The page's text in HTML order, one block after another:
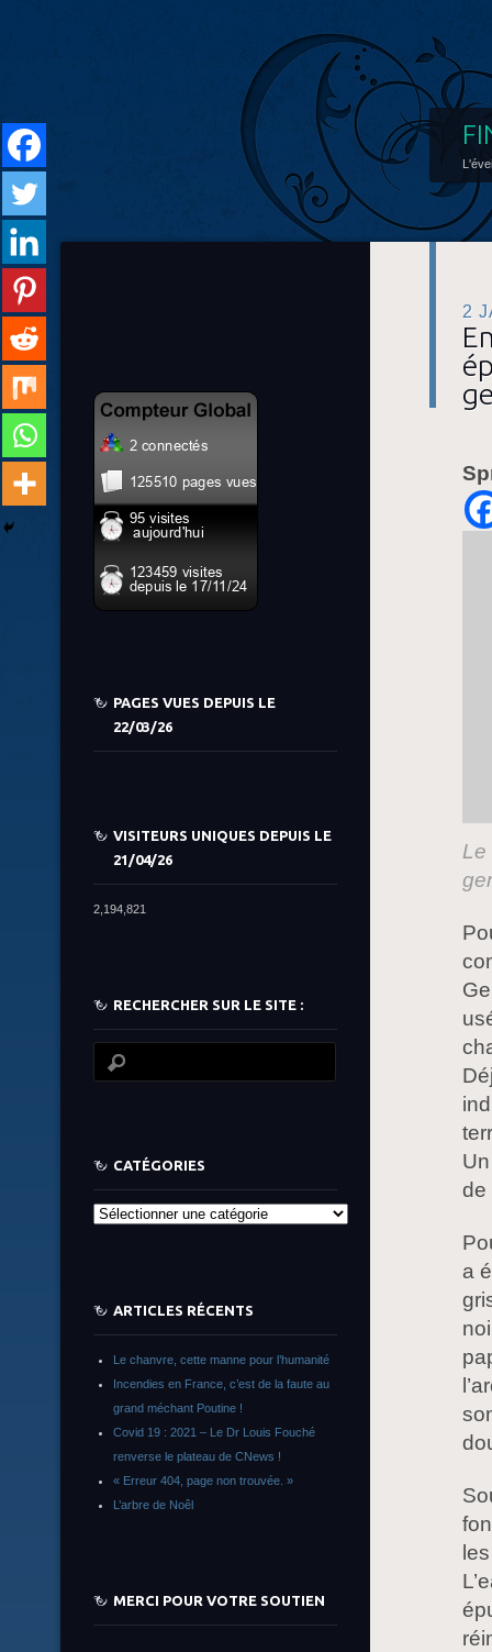
2
Le
de
a
PAGES VUES DEPUIS LE
22/03/26
VISITEURS UNIQUES DEPUIS LE
21/04/26
2,194,821
RECHERCHER SUR LE SITE :
CATÉGORIES
Catégories
ARTICLES RÉCENTS
Le chanvre, cette manne pour l’humanité
Incendies en France, c’est de la faute au
grand méchant Poutine !
Covid 19 : 2021 – Le Dr Louis Fouché
renverse le plateau de CNews !
« Erreur 404, page non trouvée. »
L’arbre de Noêl
MERCI POUR VOTRE SOUTIEN